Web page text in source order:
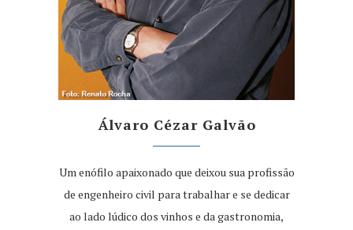
Álvaro Cézar Galvão
Um enófilo apaixonado que deixou sua profissão
de engenheiro civil para trabalhar e se dedicar
ao lado lúdico dos vinhos e da gastronomia,